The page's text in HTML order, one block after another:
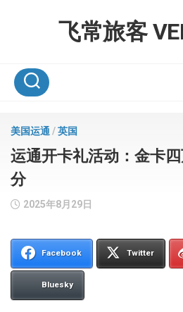
飞常旅客
美国运通 /英国
运通开卡礼活动：金卡
分
2025年8月29日
Facebook Twitter
Bluesky